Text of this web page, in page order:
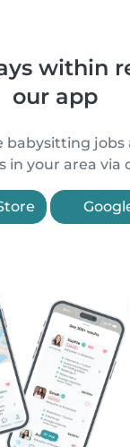
within
our app
babysitting jobs
in your area via